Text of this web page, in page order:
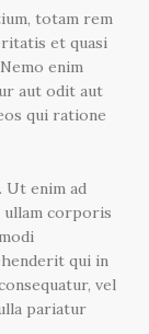
totam rem
et quasi
enim
aut odit aut
qui ratione
Ut enim ad
ullam corporis
qui in
vel
pariatur